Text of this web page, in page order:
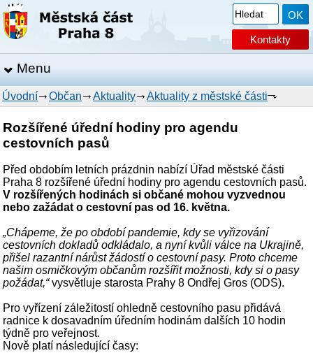
Kontakty
Menu
Úvodní Občan Aktuality Aktuality z městské části
Rozšířené úřední hodiny pro agendu
cestovních pasů
Před obdobím letních prázdnin nabízí Úřad městské části
Praha 8 rozšířené úřední hodiny pro agendu cestovních pasů.
V rozšířených hodinách si občané mohou vyzvednou
nebo zažádat o cestovní pas od 16. května.
„Chápeme, že po období pandemie, kdy se vyřizování
cestovních dokladů odkládalo, a nyní kvůli válce na Ukrajině,
přišel razantní nárůst žádostí o cestovní pasy. Proto chceme
našim osmičkovým občanům rozšířit možnosti, kdy si o pasy
požádat,“vysvětluje starosta Prahy 8 Ondřej Gros (ODS).
Pro vyřízení záležitostí ohledně cestovního pasu přidává
radnice k dosavadním úředním hodinám dalších 10 hodin
týdně pro veřejnost.
Nově platí následující časy: